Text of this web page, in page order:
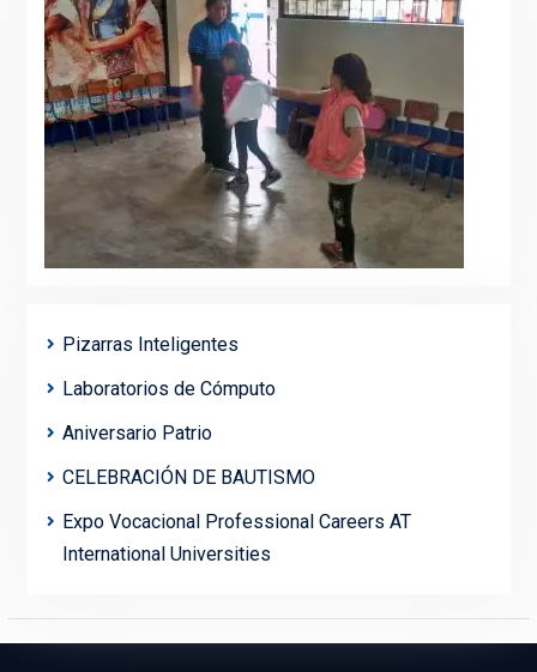
Pizarras Inteligentes
Laboratorios de Cómputo
Aniversario Patrio
CELEBRACIÓN DE BAUTISMO
Expo Vocacional Professional Careers AT
International Universities